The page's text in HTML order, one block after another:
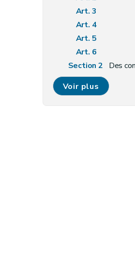
Art. 3
Art. 4
Art. 5
Art. 6
Section 2
Des
Art. 7
Art. 8
Voir plus